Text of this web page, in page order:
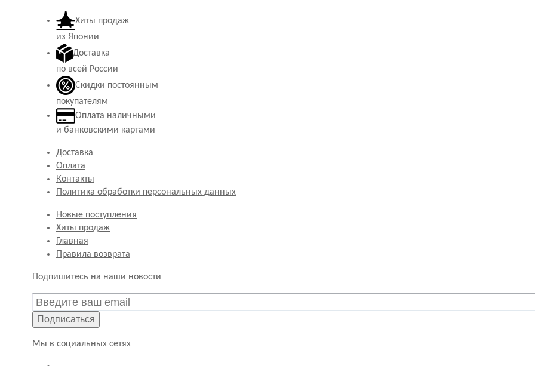
Хиты продаж
из Японии
Доставка
по всей России
Скидки постоянным
покупателям
Оплата наличными
и банковскими картами
Доставка
Оплата
Контакты
Политика обработки персональных данных
Новые поступления
Хиты продаж
Главная
Правила возврата
Подпишитесь на наши новости
Подписаться
Мы в социальных сетях